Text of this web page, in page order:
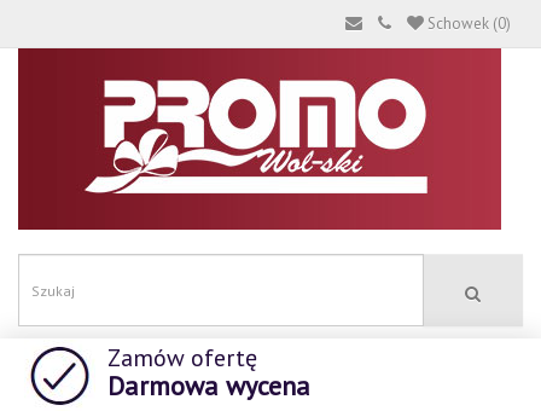
Schowek (0)
Zamów ofertę
Darmowa wycena